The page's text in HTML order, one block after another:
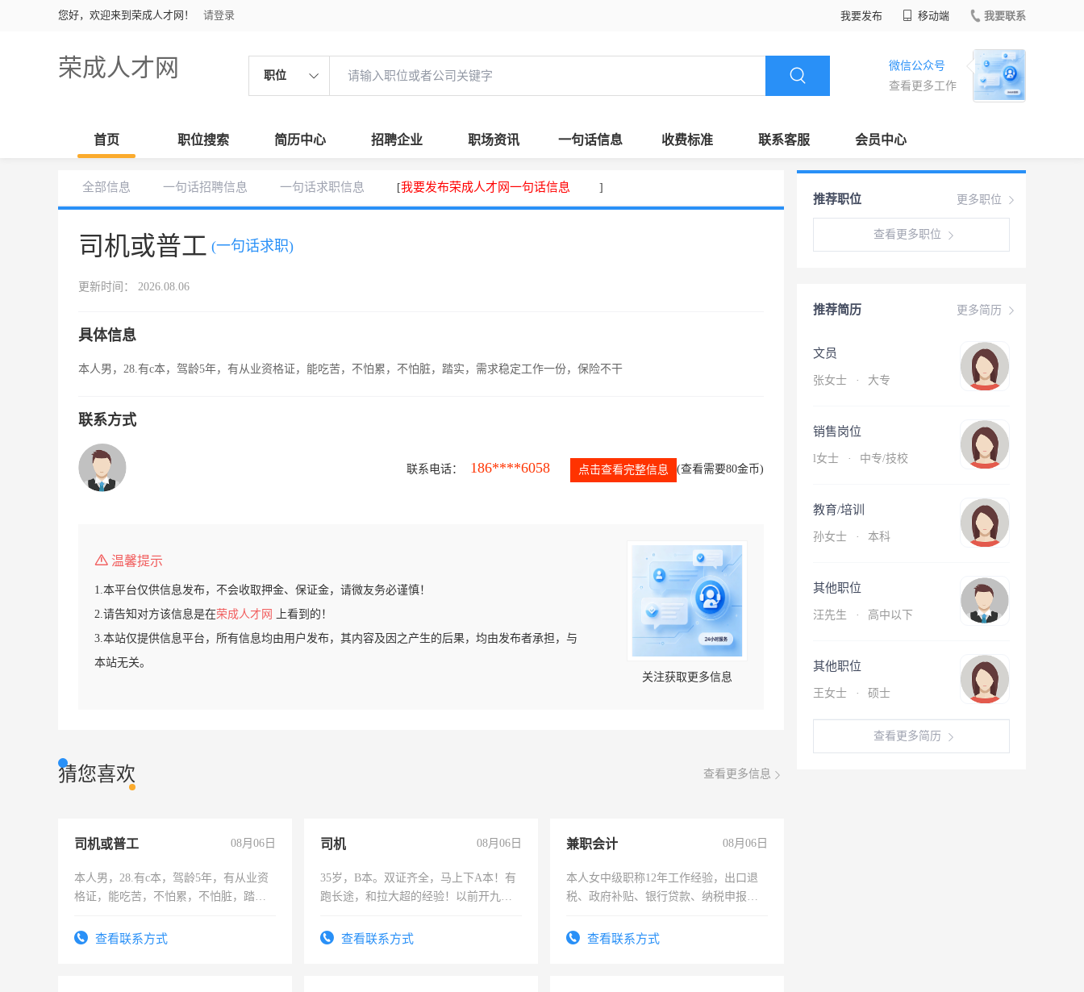
您好，欢迎来到荣成人才网！ 请登录 我要发布 移动端 我要联系
荣成人才网 职位
微信公众号
查看更多工作
首页 职位搜索 简历中心 招聘企业 职场资讯 一句话信息 收费标准 联系客服 会员中心
全部信息 一句话招聘信息 一句话求职信息 [我要发布荣成人才网一句话信息 ]
司机或普工 (一句话求职)
更新时间： 2026.08.06
具体信息
本人男，28.有c本，驾龄5年，有从业资格证，能吃苦，不怕累，不怕脏，踏实，需求稳定工作一份，保险不干
联系方式
联系电话： 186****6058 点击查看完整信息 (查看需要80金币)
温馨提示
1.本平台仅供信息发布，不会收取押金、保证金，请微友务必谨慎！
2.请告知对方该信息是在荣成人才网
上看到的！
3.本站仅提供信息平台，所有信息均由用户发布，其内容及因之产生的后果，均由发布者承担，与
本站无关。
关注获取更多信息
猜您喜欢 查看更多信息
司机或普工 08月06日
本人男，28.有c本，驾龄5年，有从业资
格证，能吃苦，不怕累，不怕脏，踏
查看联系方式
司机 08月06日
35岁，B本。双证齐全，马上下A本！有
跑长途，和拉大超的经验！以前开九米
查看联系方式
兼职会计 08月06日
本人女中级职称12年工作经验，出口退
税、政府补贴、银行贷款、纳税申报、
务，财务咨询等业务。欲求兼职会计工
查看联系方式
更多职位
推荐职位
查看更多职位
更多简历
推荐简历
文员
张女士 · 大专
销售岗位
l女士 · 中专/技校
教育/培训
孙女士 · 本科
其他职位
汪先生 · 高中以下
其他职位
王女士 · 硕士
查看更多简历